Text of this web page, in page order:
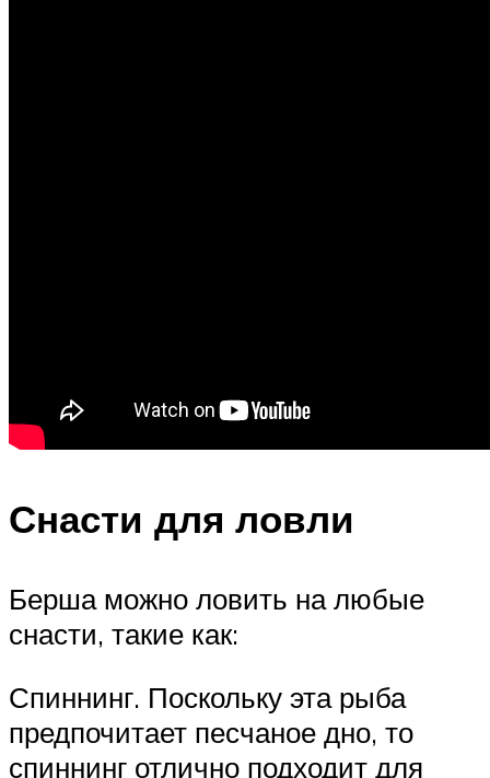
Снасти для ловли
Берша можно ловить на любые
снасти, такие как:
Спиннинг. Поскольку эта рыба
предпочитает песчаное дно, то
спиннинг отлично подходит для